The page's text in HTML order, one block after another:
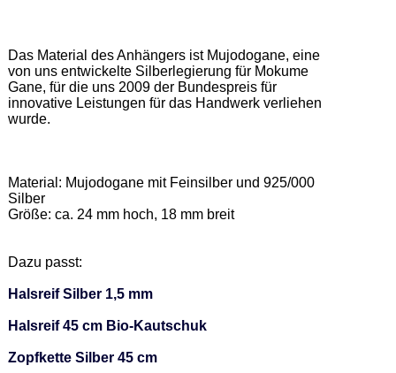
Das Material des Anhängers ist Mujodogane, eine
von uns entwickelte Silberlegierung für Mokume
Gane, für die uns 2009 der Bundespreis für
innovative Leistungen für das Handwerk verliehen
wurde.
Material: Mujodogane mit Feinsilber und 925/000
Silber
Größe: ca. 24 mm hoch, 18 mm breit
Dazu passt:
Halsreif Silber 1,5 mm
Halsreif 45 cm Bio-Kautschuk
Zopfkette Silber 45 cm